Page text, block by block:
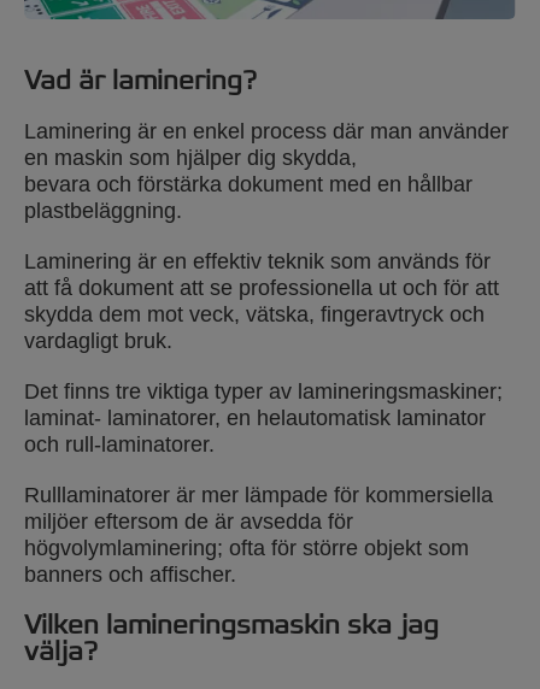
Vad är laminering?
Laminering är en enkel process där man använder
en maskin som hjälper dig skydda,
bevara och förstärka dokument med en hållbar
plastbeläggning.
Laminering är en effektiv teknik som används för
att få dokument att se professionella ut och för att
skydda dem mot veck, vätska, fingeravtryck och
vardagligt bruk.
Det finns tre viktiga typer av lamineringsmaskiner;
laminat- laminatorer, en helautomatisk laminator
och rull-laminatorer.
Rulllaminatorer är mer lämpade för kommersiella
miljöer eftersom de är avsedda för
högvolymlaminering; ofta för större objekt som
banners och affischer.
Vilken lamineringsmaskin ska jag
välja?